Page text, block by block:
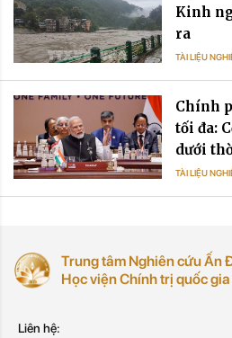
Kinh
ra
TÀI LIỆU
Chính
tối đa:
dưới
TÀI LIỆU
Trung tâm Nghiên cứu Ấn
Học viện Chính trị quốc
Liên hệ: